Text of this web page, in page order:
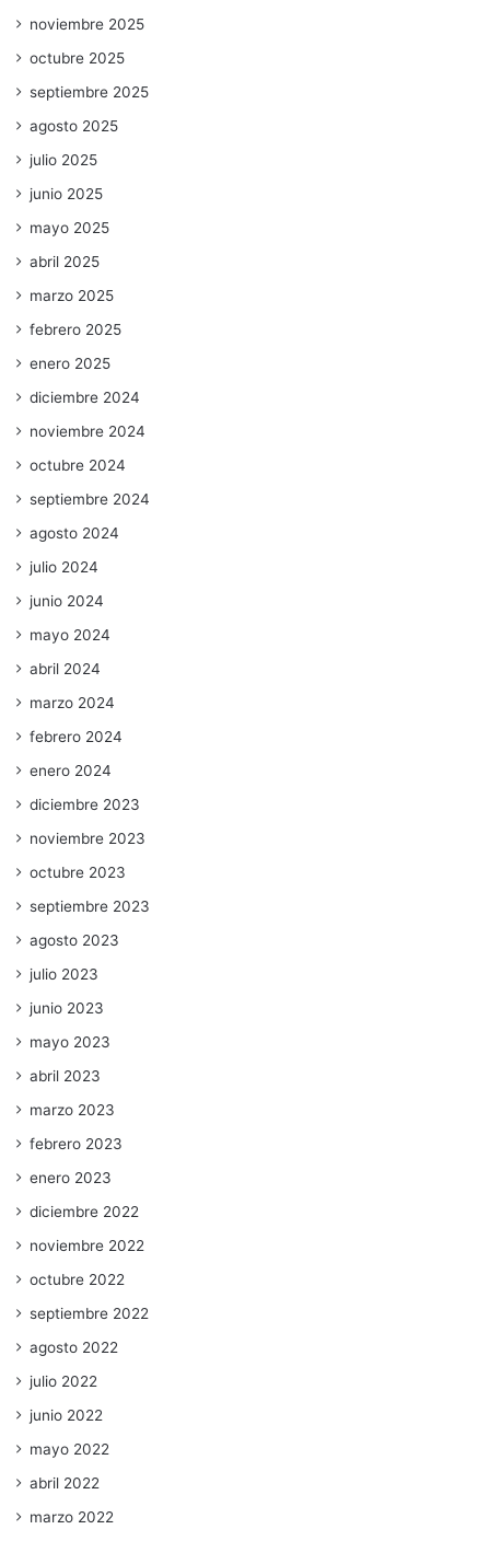
noviembre 2025
octubre 2025
septiembre 2025
agosto 2025
julio 2025
junio 2025
mayo 2025
abril 2025
marzo 2025
febrero 2025
enero 2025
diciembre 2024
noviembre 2024
octubre 2024
septiembre 2024
agosto 2024
julio 2024
junio 2024
mayo 2024
abril 2024
marzo 2024
febrero 2024
enero 2024
diciembre 2023
noviembre 2023
octubre 2023
septiembre 2023
agosto 2023
julio 2023
junio 2023
mayo 2023
abril 2023
marzo 2023
febrero 2023
enero 2023
diciembre 2022
noviembre 2022
octubre 2022
septiembre 2022
agosto 2022
julio 2022
junio 2022
mayo 2022
abril 2022
marzo 2022